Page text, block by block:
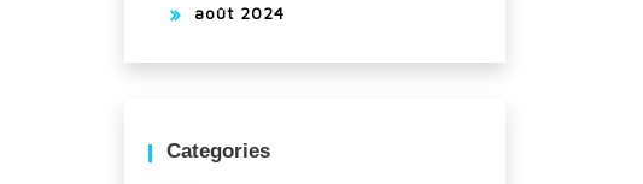
août 2024
Categories